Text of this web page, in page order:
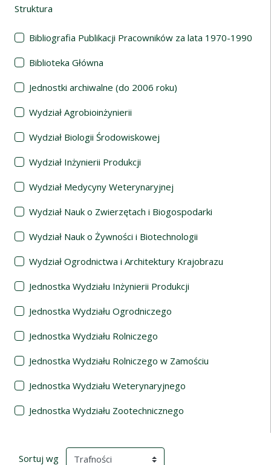
Struktura
Bibliografia Publikacji Pracowników za lata 1970-1990
Biblioteka Główna
Jednostki archiwalne (do 2006 roku)
Wydział Agrobioinżynierii
Wydział Biologii Środowiskowej
Wydział Inżynierii Produkcji
Wydział Medycyny Weterynaryjnej
Wydział Nauk o Zwierzętach i Biogospodarki
Wydział Nauk o Żywności i Biotechnologii
Wydział Ogrodnictwa i Architektury Krajobrazu
Jednostka Wydziału Inżynierii Produkcji
Jednostka Wydziału Ogrodniczego
Jednostka Wydziału Rolniczego
Jednostka Wydziału Rolniczego w Zamościu
Jednostka Wydziału Weterynaryjnego
Jednostka Wydziału Zootechnicznego
Wyniki wyszukiwania
Sortuj wg (automatyczne przeładowanie treści)